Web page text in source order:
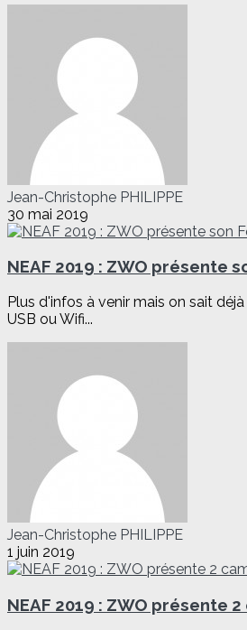
Jean-Christophe PHILIPPE
30 mai 2019
NEAF 2019 : ZWO présente
Plus d'infos à venir mais on sait
USB ou Wifi...
Jean-Christophe PHILIPPE
1 juin 2019
NEAF 2019 : ZWO présente